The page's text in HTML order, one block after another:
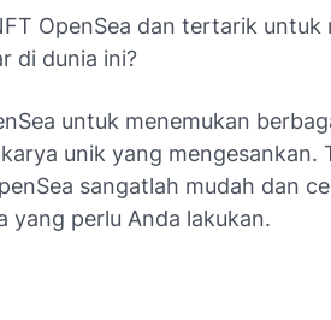
OpenSea dan tertarik untuk
di dunia ini?
untuk menemukan
unik yang mengesankan.
sangatlah mudah dan
yang perlu Anda lakukan.